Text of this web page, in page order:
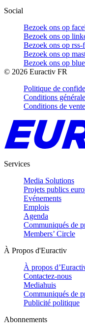
Social
Bezoek ons op
Bezoek ons op
Bezoek ons op rss-
Bezoek ons op
Bezoek ons op
© 2026 Euractiv FR
Politique de
Conditions
Conditions de vente
Services
Media Solutions
Projets publics
Evénements
Emplois
Agenda
Communiqués de
Members’ Circle
À Propos d'Euractiv
À propos
Contactez-nous
Mediahuis
Communiqués de
Publicité politique
Abonnements